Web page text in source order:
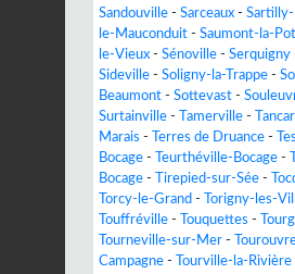
Sandouville - Sarceaux - Sartilly-
le-Mauconduit - Saumont-la-
le-Vieux - Sénoville - Serquigny
Sideville - Soligny-la-Trappe -
Beaumont - Sottevast -
Surtainville - Tamerville -
Marais - Terres de Druance -
Bocage - Teurthéville-Bocage -
Bocage - Tirepied-sur-Sée -
Torcy-le-Grand - Torigny-les-
Touffréville - Touquettes -
Tourneville-sur-Mer -
Campagne - Tourville-la-Rivière